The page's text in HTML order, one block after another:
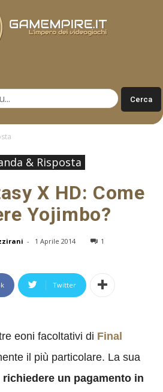
& Risposta
X HD: Come
Yojimbo?
- 1 Aprile 2014 1
Twitter
eoni facoltativi di Final
il più particolare. La sua
richiedere un pagamento in